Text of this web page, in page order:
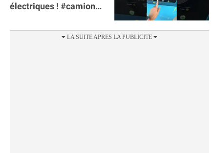
électriques ! #camion
#voitureelectrique